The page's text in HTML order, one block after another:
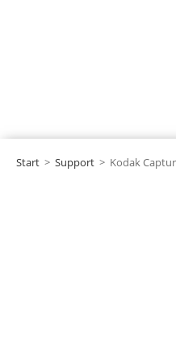
Start > Support > Kodak